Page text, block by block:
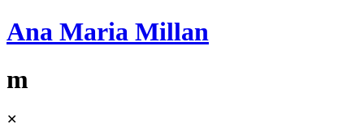
Ana Maria Millan
m
Skip
✕